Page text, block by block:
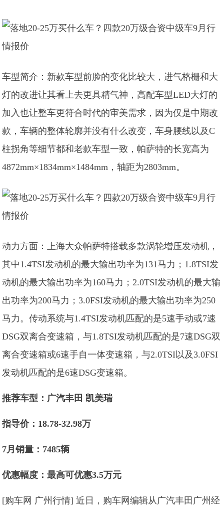
车型简介：新款车型前脸的变化比较大，进气格栅和大
灯的改进让其看上去更具精气神，高配车型LED大灯的
加入也让整车更符合时代的审美需求，因为仅是中期改
款，车辆的整体轮廓并没有什么改变，车身腰线以及C
柱拐角等细节都和老款车型一致，帕萨特的长宽高为
4872mm×1834mm×1484mm，轴距为2803mm。
动力方面：上海大众帕萨特搭载多款涡轮增压发动机，
其中1.4TSI发动机的最大输出功率为131马力；1.8TSI发
动机的最大输出功率为160马力；2.0TSI发动机的最大输
出功率为200马力；3.0FSI发动机的最大输出功率为250
马力。传动系统与1.4TSI发动机匹配的是5速手动或7速
DSG双离合变速箱，与1.8TSI发动机匹配的是7速DSG双
离合变速箱或6速手自一体变速箱，与2.0TSI以及3.0FSI
发动机匹配的是6速DSG变速箱。
推荐车型： 广汽丰田 凯美瑞
指导价：18.78-32.98万
7月销量：7485辆
优惠幅度：最高可优惠3.5万元
[购车网 广州行情] 近日，购车网编辑从广汽丰田广州经